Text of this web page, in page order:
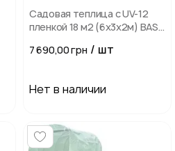
Садовая теплица с UV-12
пленкой 18 м2 (6х3х2м) BASS
7 690,00 грн / шт
Нет в наличии